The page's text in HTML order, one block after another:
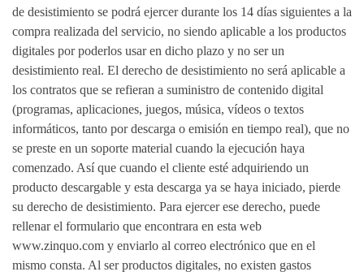
de desistimiento se podrá ejercer durante los 14 días siguientes a la
compra realizada del servicio, no siendo aplicable a los productos
digitales por poderlos usar en dicho plazo y no ser un
desistimiento real. El derecho de desistimiento no será aplicable a
los contratos que se refieran a suministro de contenido digital
(programas, aplicaciones, juegos, música, vídeos o textos
informáticos, tanto por descarga o emisión en tiempo real), que no
se preste en un soporte material cuando la ejecución haya
comenzado. Así que cuando el cliente esté adquiriendo un
producto descargable y esta descarga ya se haya iniciado, pierde
su derecho de desistimiento. Para ejercer ese derecho, puede
rellenar el formulario que encontrara en esta web
www.zinquo.com y enviarlo al correo electrónico que en el
mismo consta. Al ser productos digitales, no existen gastos